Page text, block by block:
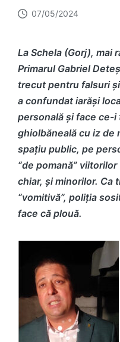
07/05/2024
La Schela (Gorj), mai
Primarul Gabriel
trecut pentru falsuri
a confundat iarăși
personală și face ce-i
ghiolbăneală cu iz de
spațiu public, pe
“de pomană”
chiar, și minorilor. Ca
“vomitivă”, poliția
face că plouă.